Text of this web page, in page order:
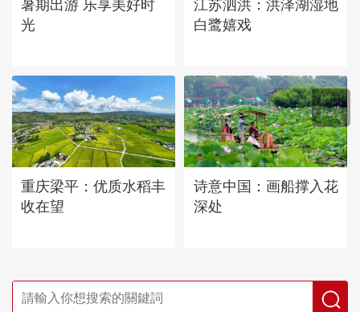
暑期出游 乐享美好时
光
江苏泗洪：洪泽湖湿地
白鹭嬉戏
重庆梁平：优质水稻丰
收在望
诗意中国：画船撑入花
深处